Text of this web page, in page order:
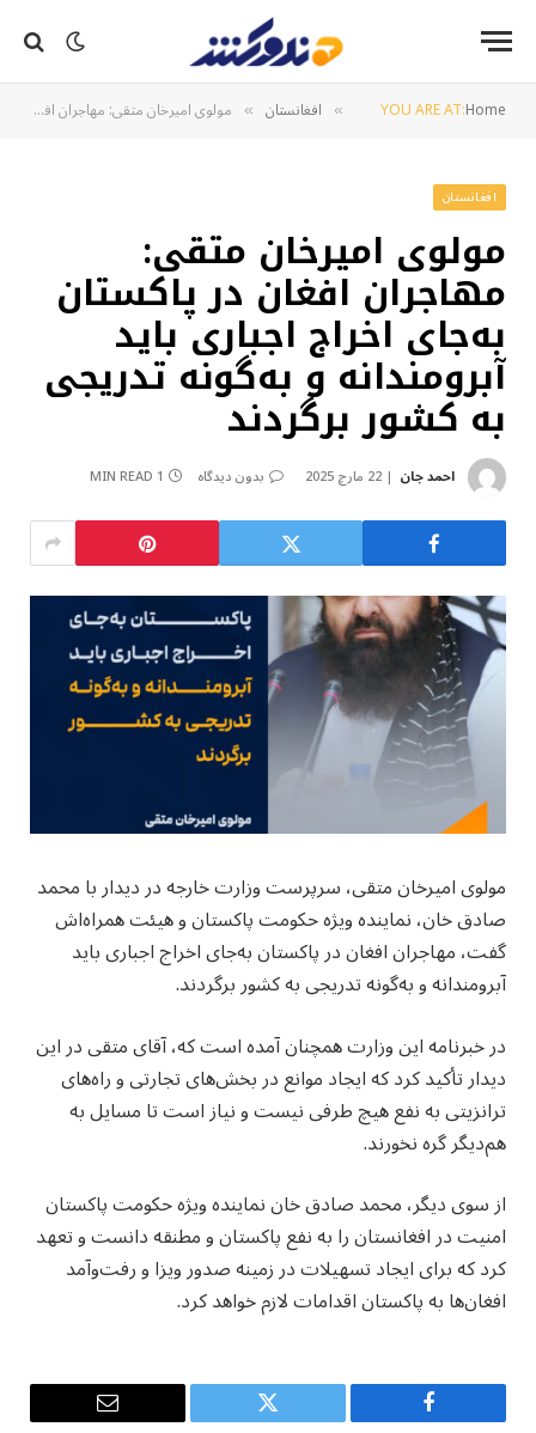
YOU ARE AT:Home
» افغانستان » مولوی امیرخان متقی: مهاجران افغان در پاکستان به‌جای اخراج اجباری باید آبرومندانه و به‌گونه تدریجی به کشور برگردند
افغانستان
مولوی امیرخان متقی:
مهاجران افغان در پاکستان
به‌جای اخراج اجباری باید
آبرومندانه و به‌گونه تدریجی
به کشور برگردند
احمد جان 22 مارچ 2025 بدون دیدگاه 1 MIN READ
مولوی امیرخان متقی، سرپرست وزارت خارجه در دیدار با محمد
صادق خان، نماینده ویژه حکومت پاکستان و هیئت همراه‌اش
گفت، مهاجران افغان در پاکستان به‌جای اخراج اجباری باید
آبرومندانه و به‌گونه تدریجی به کشور برگردند.
در خبرنامه این وزارت همچنان آمده است که، آقای متقی در این
دیدار تأکید کرد که ایجاد موانع در بخش‌های تجارتی و راه‌های
ترانزیتی به نفع هیچ طرفی نیست و نیاز است تا مسایل به
هم‌دیگر گره نخورند.
از سوی دیگر، محمد صادق خان نماینده ویژه حکومت پاکستان
امنیت در افغانستان را به نفع پاکستان و مطنقه دانست و تعهد
کرد که برای ایجاد تسهیلات در زمینه صدور ویزا و رفت‌وآمد
افغان‌ها به پاکستان اقدامات لازم خواهد کرد.
Facebook
Twitter
Email